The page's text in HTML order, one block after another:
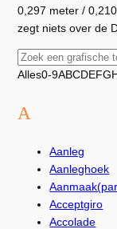
0,297 meter /
zegt niets over de
Alles0-9ABCDEFG
A
Aanleg
Aanleghoek
Acceptgiro
Accolade